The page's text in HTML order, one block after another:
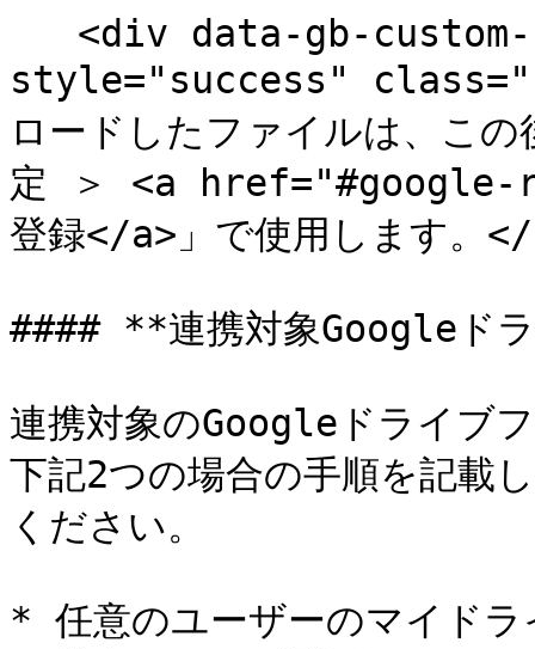
style="success"
ロードしたファイルは、こ
定 ＞ <a href="#google-
登録</a>」で使用します。
#### **連携対象Googleド
連携対象のGoogleドライブ
下記2つの場合の手順を記載
ください。
* 任意のユーザーのマイドラ